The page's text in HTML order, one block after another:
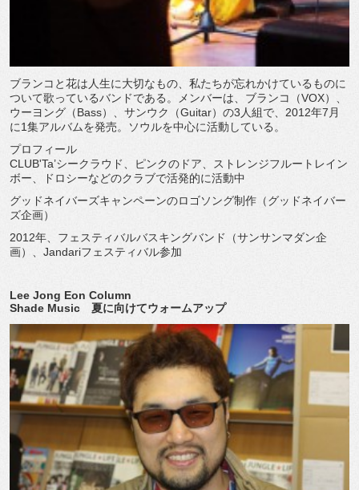
ブランコと花は人生に大切なもの、私たちが忘れかけているものに
ついて歌っているバンドである。メンバーは、ブランコ（VOX）、
ウーヨング（Bass）、サンウク（Guitar）の3人組で、2012年7月
に1集アルバムを発売。ソウルを中心に活動している。
プロフィール
CLUB'Ta’シークラウド、ピンクのドア、ストレンジフルートレイン
ボー、ドロシーなどのクラブで活発的に活動中
グッドネイバーズキャンペーンのロゴソング制作（グッドネイバー
ズ企画）
2012年、フェスティバルバスキングバンド（サンサンマダン企
画）、Jandariフェスティバル参加
Lee Jong Eon Column
Shade Music 夏に向けてウォームアップ